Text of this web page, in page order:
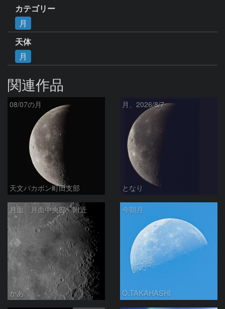
カテゴリー
月
天体
月
関連作品
08/07の月
天文バカボン町田支部
月、2026/8/7
となり
月面「月面中央部」附近
かあ
今朝月
O.TAKAHASHI